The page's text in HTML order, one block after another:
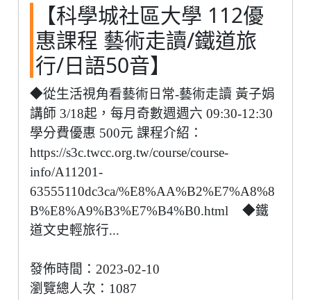
【科學城社區大學 112優
惠課程 藝術走讀/鐵道旅
行/日語50音】
◆從生活視角看藝術日常-藝術走讀 黃子娟
講師 3/18起，每月奇數週週六 09:30-12:30
學分費優惠 500元 課程介紹：
https://s3c.twcc.org.tw/course/course-
info/A11201-
63555110dc3ca/%E8%AA%B2%E7%A8%8
B%E8%A9%B3%E7%B4%B0.html ◆鐵
道文史輕旅行...
發佈時間：2023-02-10
瀏覽總人次：1087